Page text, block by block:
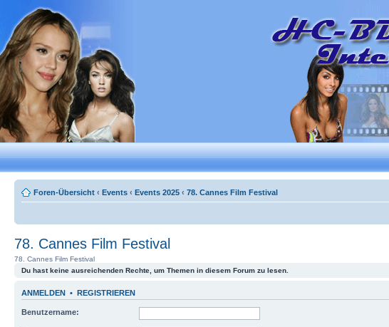
Foren-Übersicht ‹ Events ‹ Events 2025 ‹ 78. Cannes Film Festival
78. Cannes Film Festival
78. Cannes Film Festival
Du hast keine ausreichenden Rechte, um Themen in diesem Forum zu lesen.
ANMELDEN • REGISTRIEREN
Benutzername: